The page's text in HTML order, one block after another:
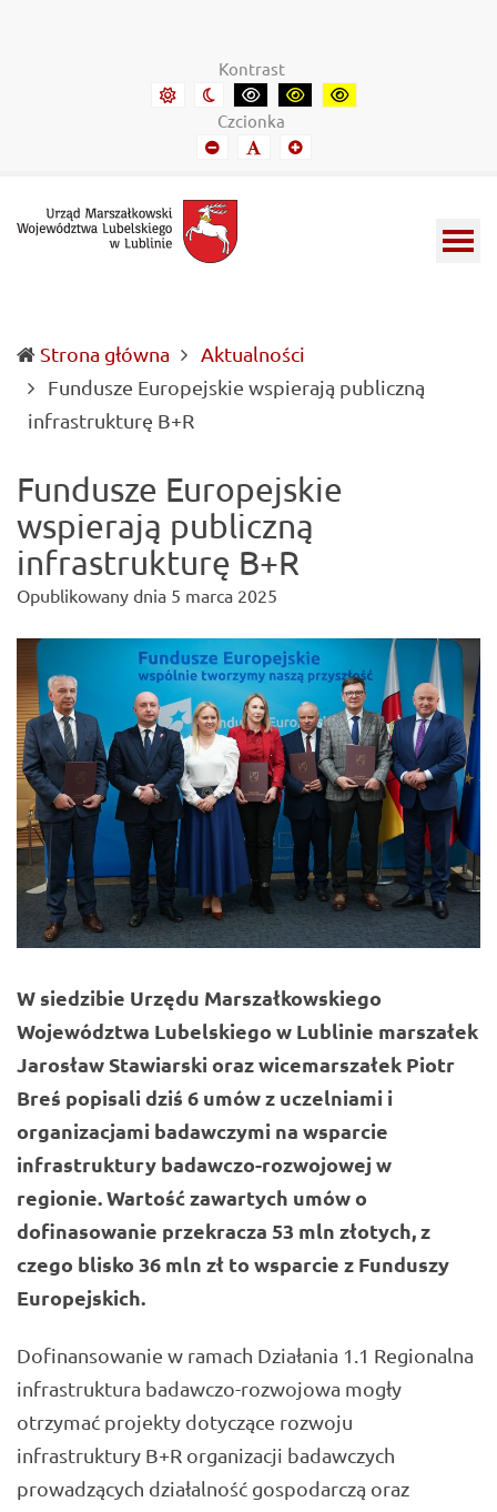
Kontrast
Domyślny kontrast
Kontrast nocny
Kontrast czarny-biały
Kontrast czarny-żółty
Kontrast żółto-
Czcionka
Mniejszy fontDomyślny font
Mniejszy font
Strona główna
Aktualności
Fundusze Europejskie wspierają publiczną
infrastrukturę B+R(current)
Fundusze Europejskie
wspierają publiczną
infrastrukturę B+R
Opublikowany dnia 5 marca 2025
W siedzibie Urzędu Marszałkowskiego
Województwa Lubelskiego w Lublinie marszałek
Jarosław Stawiarskioraz wicemarszałek Piotr
Breś popisali dziś 6 umów z uczelniami i
organizacjami badawczymi na wsparcie
infrastruktury badawczo-rozwojowej w
regionie. Wartość zawartych umów o
dofinasowanie przekracza 53 mln złotych, z
czego blisko 36 mln zł to wsparcie z Funduszy
Europejskich.
Dofinansowanie w ramach Działania 1.1 Regionalna
infrastruktura badawczo-rozwojowa mogły
otrzymać projekty dotyczące rozwoju
infrastruktury B+R organizacji badawczych
prowadzących działalność gospodarczą oraz